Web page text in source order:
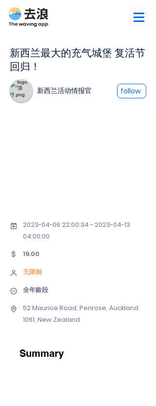
新西兰最大的充气城堡 复活节
回归！
新西兰活动情报官 follow
2023-04-06 22:00:34 - 2023-04-13
04:00:00
19.00
无限制
全年龄段
52 Maurice Road, Penrose, Auckland
1061, New Zealand
Summary